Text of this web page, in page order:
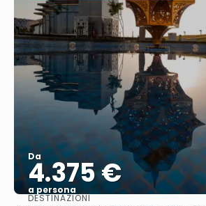
Da
4.375 €
a persona
DESTINAZIONI